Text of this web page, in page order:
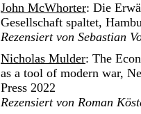
John McWhorter: Die
Gesellschaft spaltet,
Rezensiert von Sebastian
Nicholas Mulder: The
as a tool of modern war,
Press 2022
Rezensiert von Roman